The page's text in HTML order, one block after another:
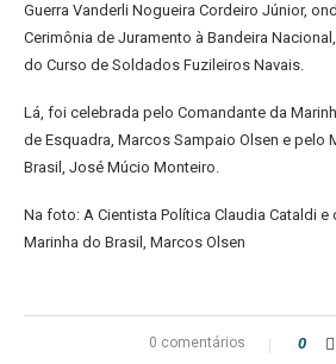
Guerra Vanderli Nogueira Cordeiro Júnior,
Cerimônia de Juramento à Bandeira
do Curso de Soldados Fuzileiros Navais.
Lá, foi celebrada pelo Comandante da
de Esquadra, Marcos Sampaio Olsen e pelo
Brasil, José Múcio Monteiro.
Na foto: A Cientista Política Claudia Cataldi e
Marinha do Brasil, Marcos Olsen
0 comentários 0